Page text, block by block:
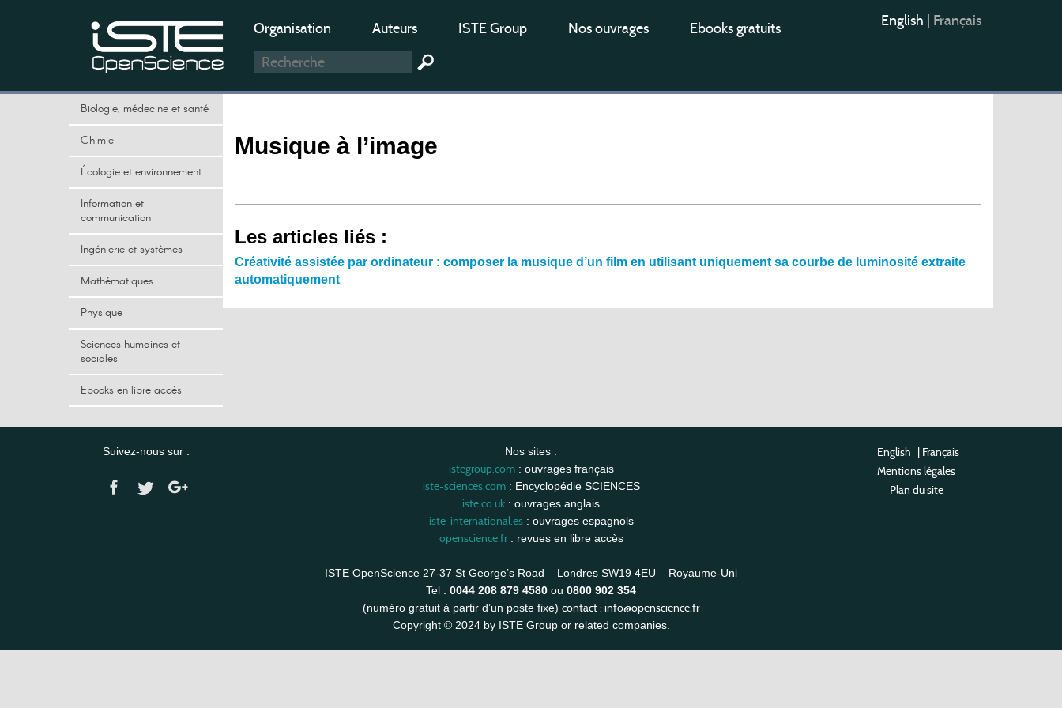
Organisation Auteurs ISTE Group Nos ouvrages Ebooks gratuits English Français
Biologie, médecine et santé
Chimie
Écologie et environnement
Information et
communication
Ingénierie et systèmes
Mathématiques
Physique
Sciences humaines et
sociales
Ebooks en libre accès
Musique à l’image
Les articles liés :
Créativité assistée par ordinateur : composer la musique d’un film en utilisant uniquement sa courbe de luminosité extraite
automatiquement
Suivez-nous sur : Nos sites :
istegroup.com: ouvrages français
iste-sciences.com: Encyclopédie SCIENCES
iste.co.uk : ouvrages anglais
iste-international.es: ouvrages espagnols
openscience.fr: revues en libre accès
ISTE OpenScience 27-37 St George’s Road – Londres SW19 4EU – Royaume-Uni
Tel : 0044 208 879 4580 ou 0800 902 354
(numéro gratuit à partir d’un poste fixe) contact : info@openscience.fr
Copyright © 2024 by ISTE Group or related companies.
English | Français
Mentions légales
Plan du site